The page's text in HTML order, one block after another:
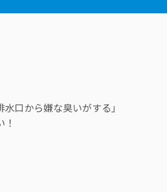
口から嫌な臭いがする」